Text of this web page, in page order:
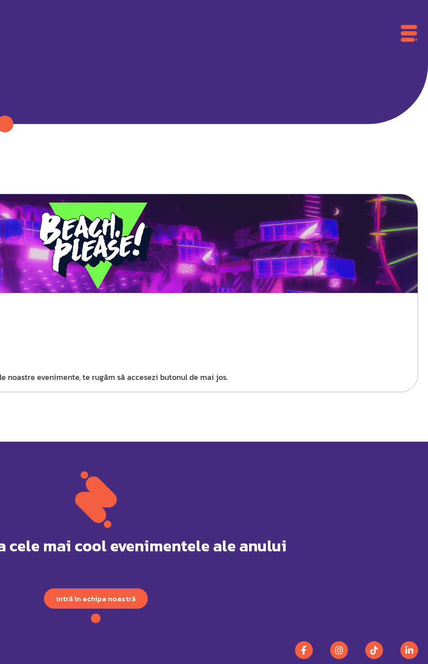
evenimente, te rugăm să accesezi butonul de mai jos.
cele mai cool evenimentele ale anului
Intră în echipa noastră